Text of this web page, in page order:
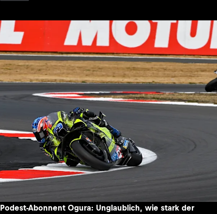
Podest-Abonnent Ogura: Unglaublich, wie stark der